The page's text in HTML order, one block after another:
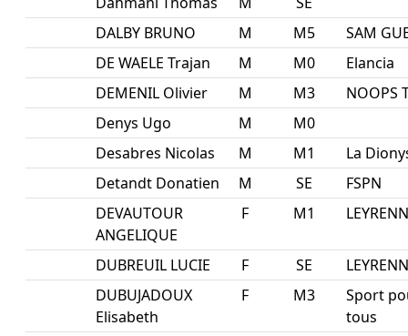
DALBY BRUNO
M M5
SAM
DE WAELE Trajan
M M0
Elancia
DEMENIL Olivier
M M3
NOOPS
Denys Ugo
M
M0
Desabres Nicolas
M M1
La
Detandt Donatien
M SE
FSPN
DEVAUTOUR
ANGELIQUE
F M1
DUBREUIL LUCIE F SE
DUBUJADOUX
Elisabeth
F M3
Sport
tous